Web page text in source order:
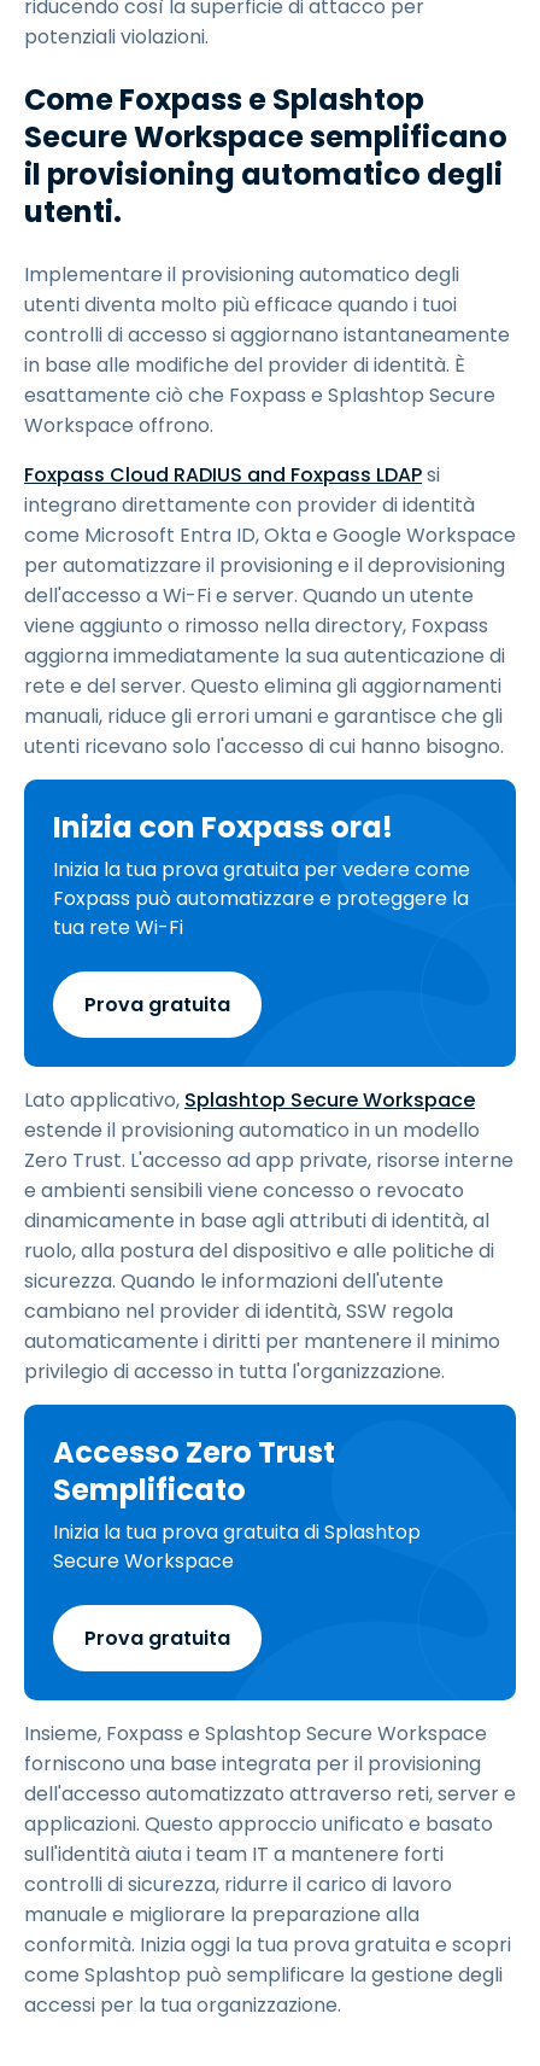
riducendo così la superficie di attacco per
potenziali violazioni.
Come Foxpass e Splashtop
Secure Workspace semplificano
il provisioning automatico degli
utenti.
Implementare il provisioning automatico degli
utenti diventa molto più efficace quando i tuoi
controlli di accesso si aggiornano istantaneamente
in base alle modifiche del provider di identità. È
esattamente ciò che Foxpass e Splashtop Secure
Workspace offrono.
Foxpass Cloud RADIUS and Foxpass LDAPsi
integrano direttamente con provider di identità
come Microsoft Entra ID, Okta e Google Workspace
per automatizzare il provisioning e il deprovisioning
dell'accesso a Wi-Fi e server. Quando un utente
viene aggiunto o rimosso nella directory, Foxpass
aggiorna immediatamente la sua autenticazione di
rete e del server. Questo elimina gli aggiornamenti
manuali, riduce gli errori umani e garantisce che gli
utenti ricevano solo l'accesso di cui hanno bisogno.
Inizia con Foxpass ora!
Inizia la tua prova gratuita per vedere come
Foxpass può automatizzare e proteggere la
tua rete Wi-Fi
Prova gratuita
Lato applicativo, Splashtop Secure Workspace
estende il provisioning automatico in un modello
Zero Trust. L'accesso ad app private, risorse interne
e ambienti sensibili viene concesso o revocato
dinamicamente in base agli attributi di identità, al
ruolo, alla postura del dispositivo e alle politiche di
sicurezza. Quando le informazioni dell'utente
cambiano nel provider di identità, SSW regola
automaticamente i diritti per mantenere il minimo
privilegio di accesso in tutta l'organizzazione.
Accesso Zero Trust
Semplificato
Inizia la tua prova gratuita di Splashtop
Secure Workspace
Prova gratuita
Insieme, Foxpass e Splashtop Secure Workspace
forniscono una base integrata per il provisioning
dell'accesso automatizzato attraverso reti, server e
applicazioni. Questo approccio unificato e basato
sull'identità aiuta i team IT a mantenere forti
controlli di sicurezza, ridurre il carico di lavoro
manuale e migliorare la preparazione alla
conformità. Inizia oggi la tua prova gratuita e scopri
come Splashtop può semplificare la gestione degli
accessi per la tua organizzazione.